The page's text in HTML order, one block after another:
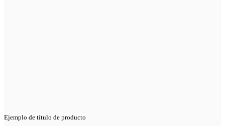
Ejemplo de título de producto